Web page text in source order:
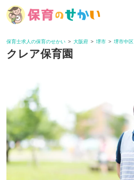
保育士求人の保育のせかい 大阪府 堺市 堺市中区
クレア保育園